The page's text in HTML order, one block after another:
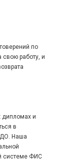
по
работу, и
дипломах и
в
Наша
системе ФИС